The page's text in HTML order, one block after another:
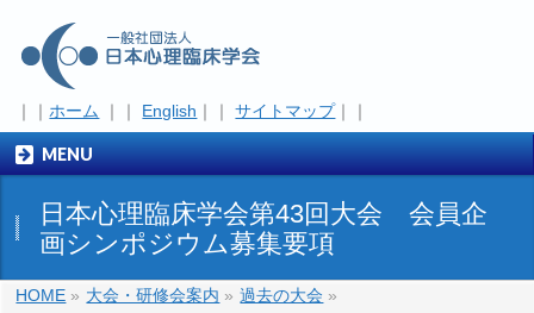
｜｜ ホーム ｜｜ English ｜｜サイトマップ｜｜
MENU
日本心理臨床学会第43回大会 会員企
画シンポジウム募集要項
HOME » 大会・研修会案内 » 過去の大会 »